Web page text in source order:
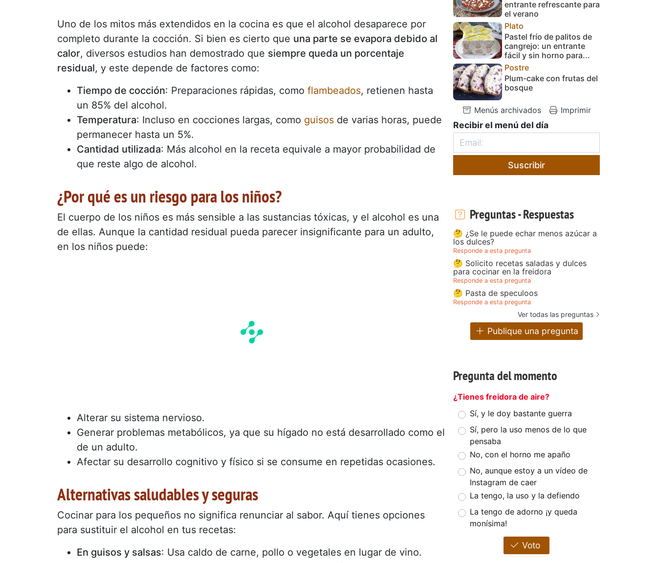
Uno de los mitos más extendidos en la cocina es que el alcohol desaparece por
completo durante la cocción. Si bien es cierto que una parte se evapora debido al
calor, diversos estudios han demostrado que siempre queda un porcentaje
residual, y este depende de factores como:
Tiempo de cocción: Preparaciones rápidas, como flambeados, retienen hasta
un 85% del alcohol.
Temperatura: Incluso en cocciones largas, como guisos de varias horas, puede
permanecer hasta un 5%.
Cantidad utilizada: Más alcohol en la receta equivale a mayor probabilidad de
que reste algo de alcohol.
¿Por qué es un riesgo para los niños?
El cuerpo de los niños es más sensible a las sustancias tóxicas, y el alcohol es una
de ellas. Aunque la cantidad residual pueda parecer insignificante para un adulto,
en los niños puede:
Alterar su sistema nervioso.
Generar problemas metabólicos, ya que su hígado no está desarrollado como el
de un adulto.
Afectar su desarrollo cognitivo y físico si se consume en repetidas ocasiones.
Alternativas saludables y seguras
Cocinar para los pequeños no significa renunciar al sabor. Aquí tienes opciones
para sustituir el alcohol en tus recetas:
En guisos y salsas: Usa caldo de carne, pollo o vegetales en lugar de vino.
entrante refrescante para
el verano
Plato
Pastel frío de palitos de
cangrejo: un entrante
fácil y sin horno para...
Postre
Plum-cake con frutas del
bosque
Menús archivados Imprimir
Recibir el menú del día
Suscribir
Preguntas - Respuestas
🤔 ¿Se le puede echar menos azúcar a
los dulces?
Responde a esta pregunta
🤔 Solicito recetas saladas y dulces
para cocinar en la freidora
Responde a esta pregunta
🤔 Pasta de speculoos
Responde a esta pregunta
Ver todas las preguntas
Publique una pregunta
Pregunta del momento
¿Tienes freidora de aire?
Sí, y le doy bastante guerra
Sí, pero la uso menos de lo que
pensaba
No, con el horno me apaño
No, aunque estoy a un vídeo de
Instagram de caer
La tengo, la uso y la defiendo
La tengo de adorno ¡y queda
monísima!
Voto